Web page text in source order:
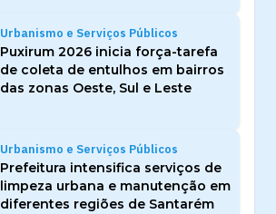
Urbanismo e Serviços Públicos
Puxirum 2026 inicia força-tarefa
de coleta de entulhos em bairros
das zonas Oeste, Sul e Leste
Urbanismo e Serviços Públicos
Prefeitura intensifica serviços de
limpeza urbana e manutenção em
diferentes regiões de Santarém